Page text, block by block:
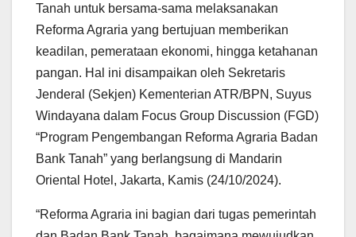
Tanah untuk bersama-sama melaksanakan
Reforma Agraria yang bertujuan memberikan
keadilan, pemerataan ekonomi, hingga ketahanan
pangan. Hal ini disampaikan oleh Sekretaris
Jenderal (Sekjen) Kementerian ATR/BPN, Suyus
Windayana dalam Focus Group Discussion (FGD)
“Program Pengembangan Reforma Agraria Badan
Bank Tanah” yang berlangsung di Mandarin
Oriental Hotel, Jakarta, Kamis (24/10/2024).
“Reforma Agraria ini bagian dari tugas pemerintah